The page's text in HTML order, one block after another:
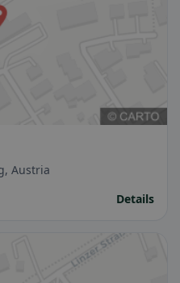
Austria
Details